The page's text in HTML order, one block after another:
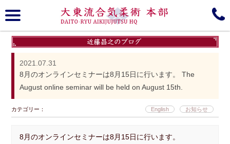
歴史 商標登録
大東流合気柔術, 本部, Daito-ryu, Aiki-jujutsu
2021.07.31
8月のオンラインセミナーは8月15日に行います。 The
August online seminar will be held on August 15th.
カテゴリー： English お知らせ
8月のオンラインセミナーは8月15日に行います。